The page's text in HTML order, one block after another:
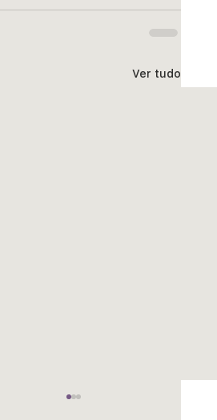
Ver tudo